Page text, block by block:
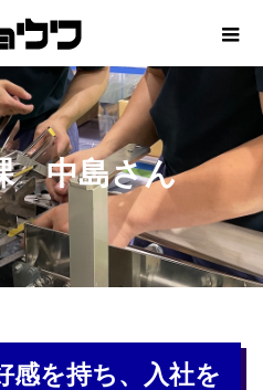
中島さん
感を持ち、入社を